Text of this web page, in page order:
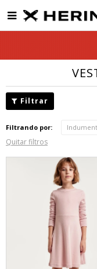

Filtrando por:
Quitar filtros